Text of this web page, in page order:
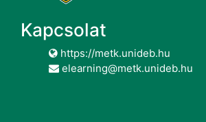
Kapcsolat
https://metk.unideb.hu
elearning@metk.unideb.hu